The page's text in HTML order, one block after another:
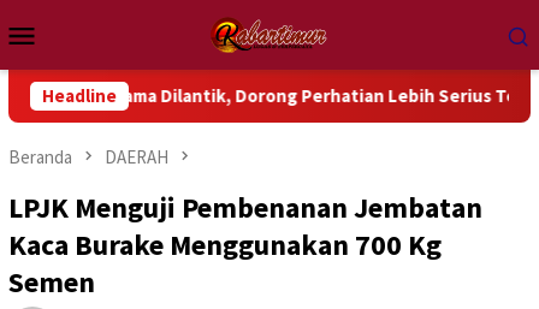
ke
kontenMobile
Headline
Dilantik, Dorong Perhatian Lebih Serius Terhadap Isu Aktual
Beranda DAERAH
LPJK Menguji Pembenanan Jembatan
Kaca Burake Menggunakan 700 Kg
Semen